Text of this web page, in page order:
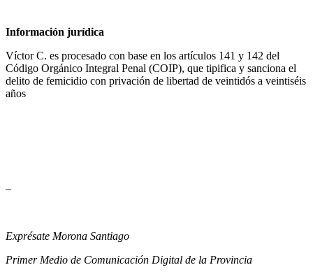
Información jurídica
Víctor C. es procesado con base en los artículos 141 y 142 del
Código Orgánico Integral Penal (COIP), que tipifica y sanciona el
delito de femicidio con privación de libertad de veintidós a veintiséis
años
–
Exprésate Morona Santiago
Primer Medio de Comunicación Digital de la Provincia